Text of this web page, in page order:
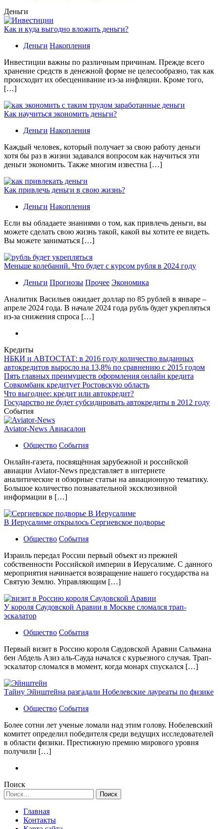
Деньги
Как и куда выгодно вложить деньги?
Деньги Накопления
Инвестиции важны по различным причинам. Прежде всего
хранение средств в денежной форме не целесообразно, так как
происходит их обесценивание из-за инфляции. Кроме того,
[…]
Как научиться экономить деньги?
Деньги Накопления
Каждый человек, который получает за свою работу деньги
хотя бы раз в жизни задавался вопросом как научиться эти
деньги экономить. Также многим известна […]
Как привлечь деньги в свою жизнь?
Деньги Накопления
Если вы обладаете знаниями о том, как привлечь деньги, вы
можете сделать свою жизнь такой, какой вы хотите ее видеть.
Вы можете заниматься […]
Меньше колебаний. Что будет с курсом рубля в 2024 году
Деньги Прогнозы Прочее Экономика
Аналитик Васильев ожидает доллар по 85 рублей в январе –
апреле 2024 года. В начале 2024 года рубль будет укрепляться
из-за снижения спроса […]
Кредиты
НБКИ и АВТОСТАТ: в 2016 году количество выданных
автокредитов выросло на 13,8% по сравнению с 2015 годом
Пять главных преимуществ оформления онлайн кредита
Совкомбанк кредитует Ростовскую область
Что выгоднее: кредит или автокредит?
Государство не будет субсидировать автокредиты в 2012 году
События
Aviator-News Авиасалон
Общество События
Онлайн-газета, посвящённая зарубежной и российской
авиации Aviator-News представляет в интернете
аналитические и обзорные статьи на авиационную тематику.
Большое количество познавательной эксклюзивной
информации в […]
В Иерусалиме открылось Сергиевское подворье
Общество События
Израиль передал России первый объект из прежней
собственности Российской империи в Иерусалиме. С данного
мероприятия начинается возвращение нашего государства на
Святую Землю. Управляющим […]
У короля Саудовской Аравии в Москве сломался трап-
эскалатор
Общество События
Первый визит в Россию короля Саудовской Аравии Сальмана
бен Абдель Азиз аль-Сауда начался с курьезного случая. Трап-
эскалатор сломался в момент, когда монарх спускался […]
Тайну Эйнштейна разгадали Нобелевские лауреаты по физике
Общество События
Более сотни лет ученые ломали над этим голову. Нобелевский
комитет определил победителя среди ведущих исследователей
в области физики. Престижную премию мирового уровня
получили […]
Поиск
Найти:
Главная
Контакты